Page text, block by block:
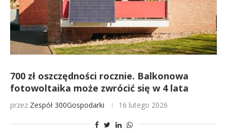
700 zł oszczędności rocznie. Balkonowa
fotowoltaika może zwrócić się w 4 lata
przez Zespół 300Gospodarki 16 lutego 2026